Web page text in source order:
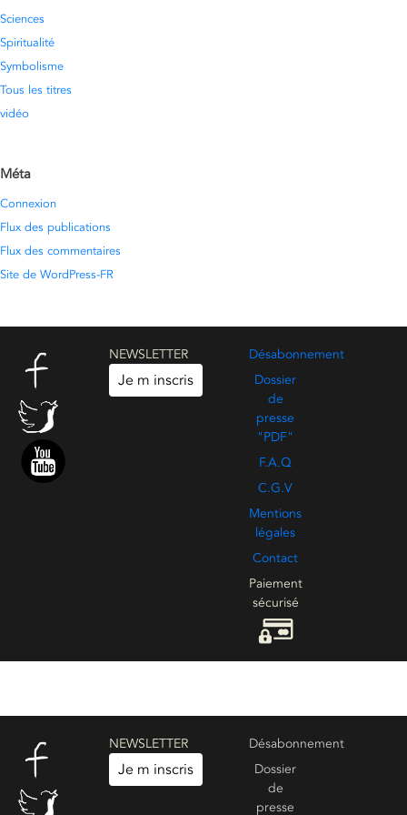
Sciences
Spiritualité
Symbolisme
Tous les titres
vidéo
Méta
Connexion
Flux des publications
Flux des commentaires
Site de WordPress-FR
NEWSLETTER
Je m inscris
Désabonnement
Dossier
de
presse
"PDF"
F.A.Q
C.G.V
Mentions
légales
Contact
Paiement
sécurisé
NEWSLETTER
Je m inscris
Désabonnement
Dossier
de
presse